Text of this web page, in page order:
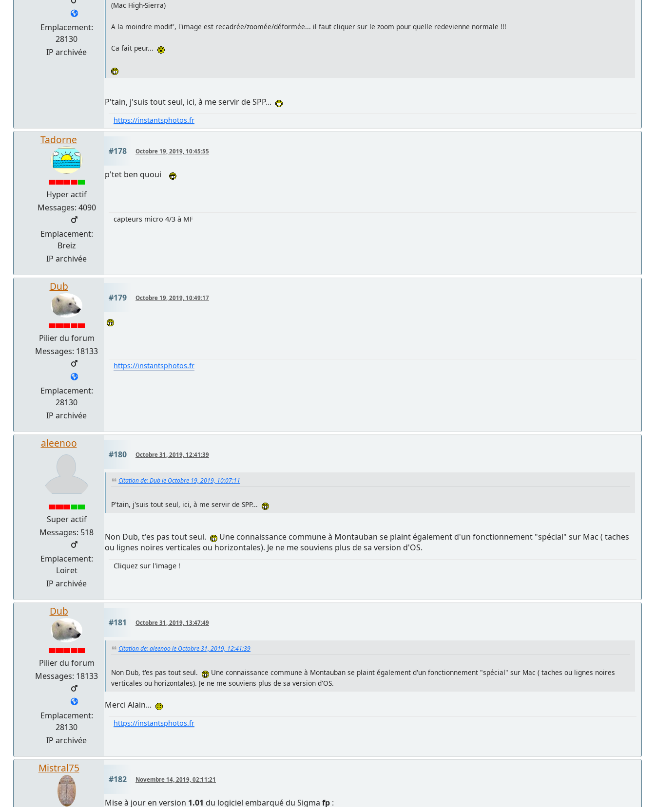
Emplacement:
28130
IP archivée
(Mac High-Sierra)
A la moindre modif', l'image est recadrée/zoomée/déformée... il faut cliquer sur le zoom pour quelle redevienne normale !!!
Ca fait peur...
P'tain, j'suis tout seul, ici, à me servir de SPP...
https://instantsphotos.fr
Tadorne
Hyper actif
Messages: 4090
Emplacement:
Breiz
IP archivée
#178 Octobre 19, 2019, 10:45:55
p'tet ben quoui
capteurs micro 4/3 à MF
Dub
Pilier du forum
Messages: 18133
Emplacement:
28130
IP archivée
#179 Octobre 19, 2019, 10:49:17
https://instantsphotos.fr
aleenoo
Super actif
Messages: 518
Emplacement:
Loiret
IP archivée
#180 Octobre 31, 2019, 12:41:39
Citation de: Dub le Octobre 19, 2019, 10:07:11
P'tain, j'suis tout seul, ici, à me servir de SPP...
Non Dub, t'es pas tout seul.
Une connaissance commune à Montauban se plaint également d'un fonctionnement "spécial" sur Mac ( taches
ou lignes noires verticales ou horizontales). Je ne me souviens plus de sa version d'OS.
Cliquez sur l'image !
Dub
Pilier du forum
Messages: 18133
Emplacement:
28130
IP archivée
#181 Octobre 31, 2019, 13:47:49
Citation de: aleenoo le Octobre 31, 2019, 12:41:39
Non Dub, t'es pas tout seul.
Une connaissance commune à Montauban se plaint également d'un fonctionnement "spécial" sur Mac ( taches ou lignes noires
verticales ou horizontales). Je ne me souviens plus de sa version d'OS.
Merci Alain...
https://instantsphotos.fr
Mistral75
#182 Novembre 14, 2019, 02:11:21
Mise à jour en version 1.01 du logiciel embarqué du Sigma fp :